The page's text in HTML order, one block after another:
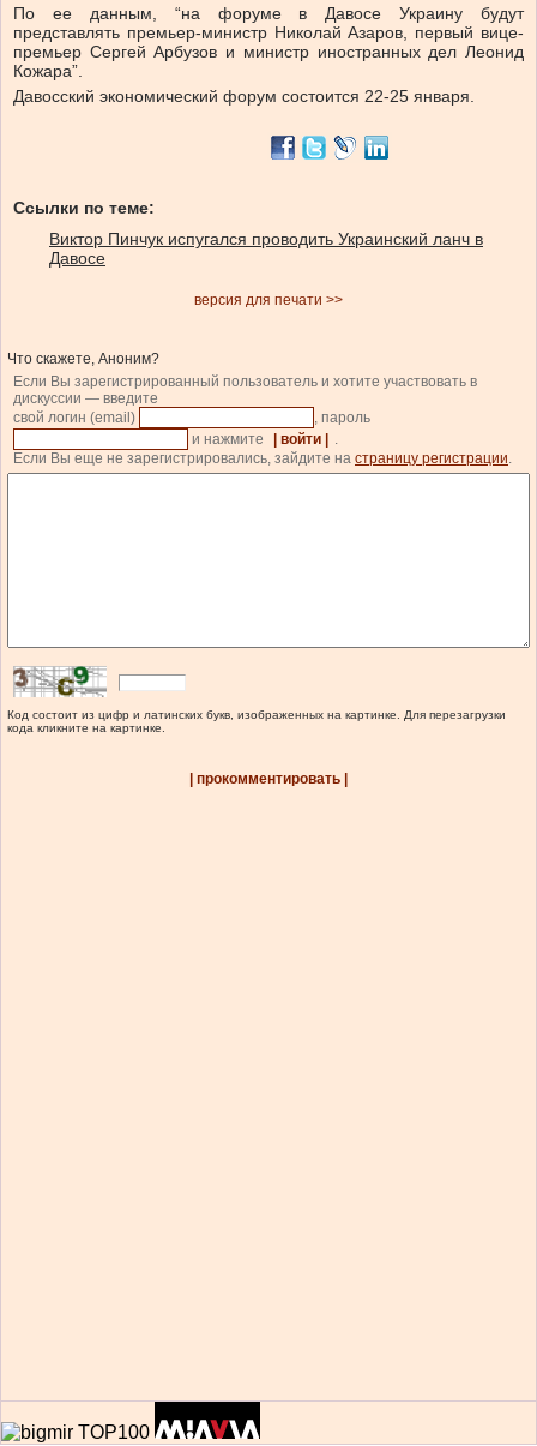
По ее данным, “на форуме в Давосе Украину будут
представлять премьер-министр Николай Азаров, первый вице-
премьер Сергей Арбузов и министр иностранных дел Леонид
Кожара”.
Давосский экономический форум состоится 22-25 января.
Ссылки по теме:
Виктор Пинчук испугался проводить Украинский ланч в
Давосе
версия для печати >>
Что скажете, Аноним?
Если Вы зарегистрированный пользователь и хотите участвовать в
дискуссии — введите
свой логин (email)
, пароль
и нажмите
| войти |
.
Если Вы еще не зарегистрировались, зайдите на страницу регистрации.
Код состоит из цифр и латинских букв, изображенных на картинке. Для перезагрузки
кода кликните на картинке.
| прокомментировать |